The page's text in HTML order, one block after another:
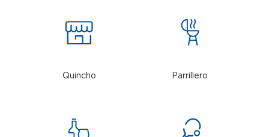
Quincho Parrillero